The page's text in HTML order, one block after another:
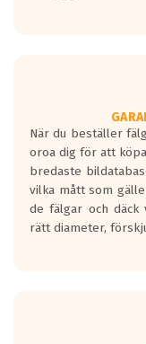
Vid körning i över
rullmotståndets
motorljudet.
På
en symbol av ett
bullernivå
medans de vita
ett tyst däck.
regelverket som
Ett däck med två
När du beställer
oroa dig för att
bredaste
vilka mått som
de fälgar och
rätt diameter,